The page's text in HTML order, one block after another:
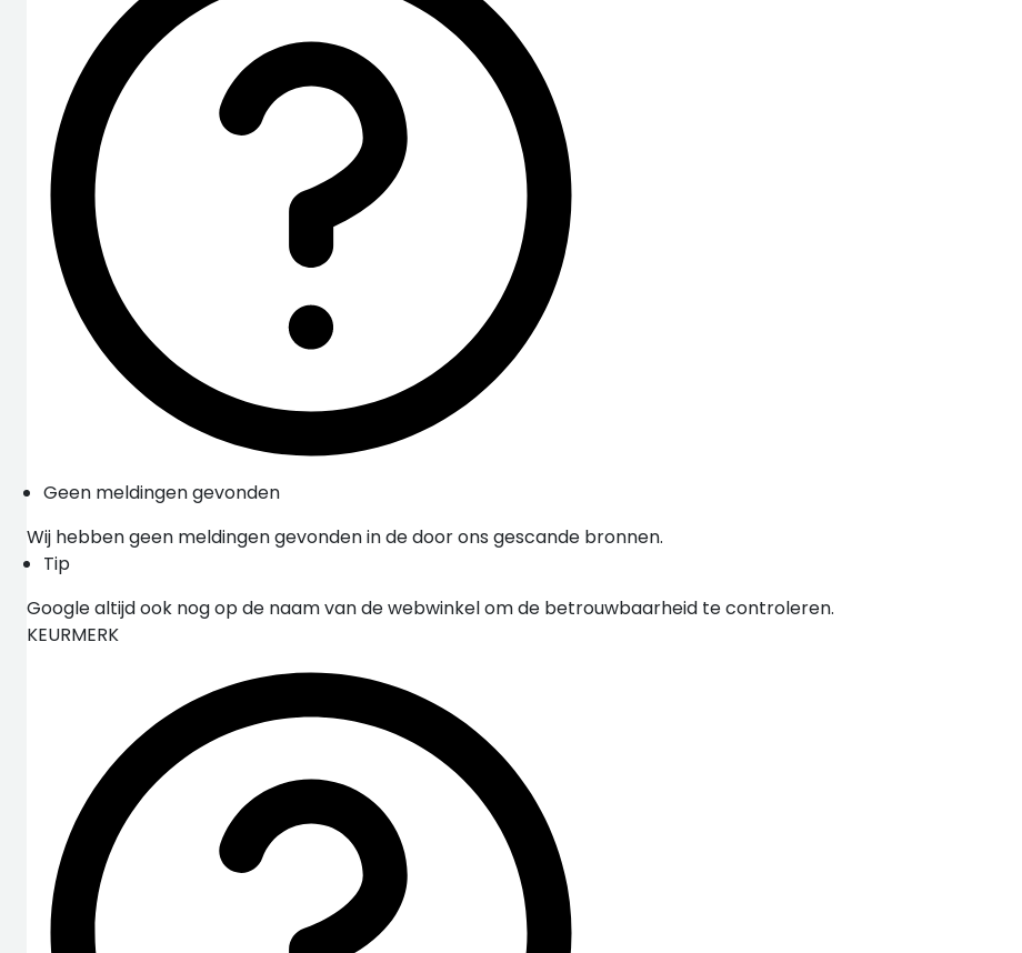
Geen meldingen gevonden
Wij hebben geen meldingen gevonden in de door ons gescande bronnen.
Tip
Google altijd ook nog op de naam van de webwinkel om de betrouwbaarheid te controleren.
KEURMERK